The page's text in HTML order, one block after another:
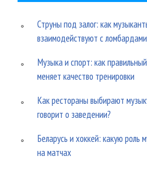
Струны под залог: как
взаимодействуют с ломбардами
Музыка и спорт: как
меняет качество тренировки
Как рестораны выбирают
говорит о заведении?
Беларусь и хоккей: какую роль
на матчах